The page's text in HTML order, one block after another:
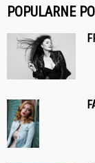
POPULARNE